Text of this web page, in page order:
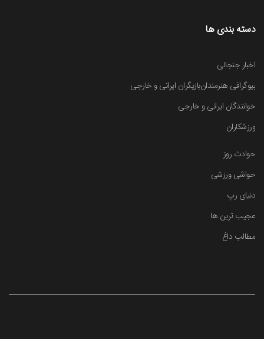
دسته بندی ها
اخبار جنجالی
بیوگرافی هنرمندانبازیگران ایرانی و خارجی
خوانندگان ایرانی و خارجی
ورزشکاران
حوادث روز
حواشی ورزشی
دنیای رپ
عجیب ترین ها
مطالب داغ